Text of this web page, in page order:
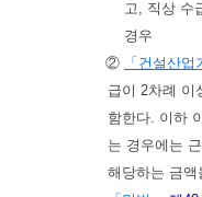
고, 직상 수
경우
②
「건설산
급이 2차례 이
함한다. 이하
는 경우에는
해당하는 금